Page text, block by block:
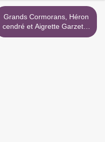
Grands Cormorans, Héron
cendré et Aigrette Garzette
>